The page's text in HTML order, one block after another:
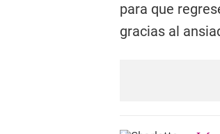
para que
gracias al